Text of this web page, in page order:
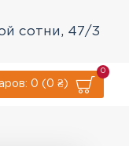
сотни, 47/3
0 (0 ₴)
0